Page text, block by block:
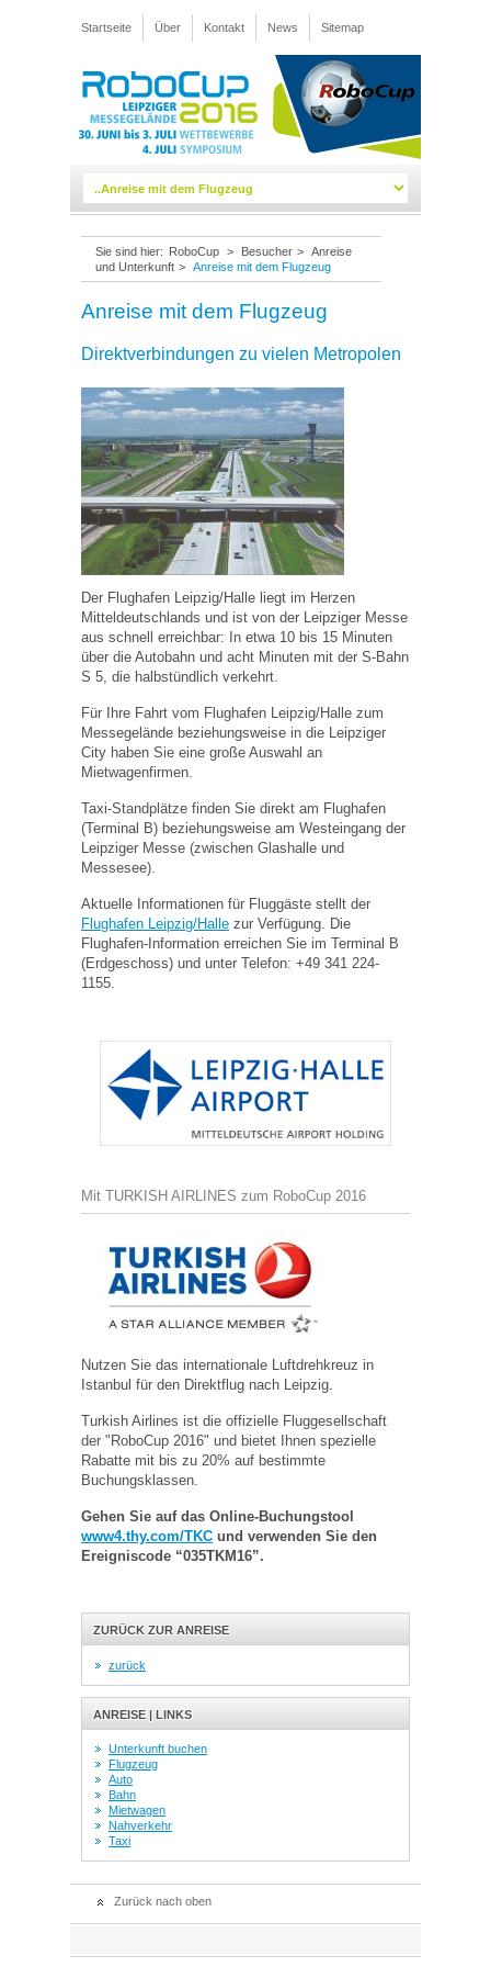
Startseite Über Kontakt News Sitemap
Sie sind hier: RoboCup > Besucher > Anreise
und Unterkunft > Anreise mit dem Flugzeug
Anreise mit dem Flugzeug
Direktverbindungen zu vielen Metropolen
Der Flughafen Leipzig/Halle liegt im Herzen
Mitteldeutschlands und ist von der Leipziger Messe
aus schnell erreichbar: In etwa 10 bis 15 Minuten
über die Autobahn und acht Minuten mit der S-Bahn
S 5, die halbstündlich verkehrt.
Für Ihre Fahrt vom Flughafen Leipzig/Halle zum
Messegelände beziehungsweise in die Leipziger
City haben Sie eine große Auswahl an
Mietwagenfirmen.
Taxi-Standplätze finden Sie direkt am Flughafen
(Terminal B) beziehungsweise am Westeingang der
Leipziger Messe (zwischen Glashalle und
Messesee).
Aktuelle Informationen für Fluggäste stellt der
Flughafen Leipzig/Halle zur Verfügung. Die
Flughafen-Information erreichen Sie im Terminal B
(Erdgeschoss) und unter Telefon: +49 341 224-
1155.
Mit TURKISH AIRLINES zum RoboCup 2016
Nutzen Sie das internationale Luftdrehkreuz in
Istanbul für den Direktflug nach Leipzig.
Turkish Airlines ist die offizielle Fluggesellschaft
der "RoboCup 2016" und bietet Ihnen spezielle
Rabatte mit bis zu 20% auf bestimmte
Buchungsklassen.
Gehen Sie auf das Online-Buchungstool
www4.thy.com/TKC und verwenden Sie den
Ereigniscode “035TKM16”.
ZURÜCK ZUR ANREISE
zurück
ANREISE | LINKS
Unterkunft buchen
Flugzeug
Auto
Bahn
Mietwagen
Nahverkehr
Taxi
Zurück nach oben